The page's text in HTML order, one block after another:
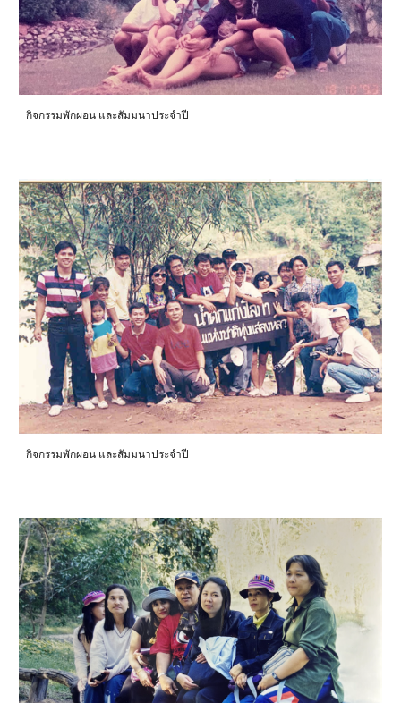
กิจกรรมพักผ่อน และสัมมนาประจำปี
กิจกรรมพักผ่อน และสัมมนาประจำปี